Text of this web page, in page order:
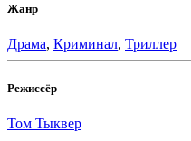
Жанр
Драма, Криминал, Триллер
Режиссёр
Том Тыквер